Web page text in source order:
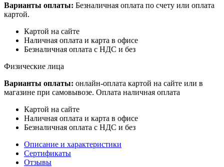
Варианты оплаты: Безналичная оплата по счету или оплата
картой.
Картой на сайте
Наличная оплата и карта в офисе
Безналичная оплата с НДС и без
Физические лица
Варианты оплаты: онлайн-оплата картой на сайте или в
магазине при самовывозе. Оплата наличная оплата
Картой на сайте
Наличная оплата и карта в офисе
Безналичная оплата с НДС и без
Описание и характеристики
Сертификаты
Отзывы